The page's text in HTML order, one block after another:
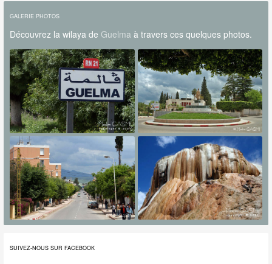
GALERIE PHOTOS
Découvrez la wilaya de Guelmaà travers ces quelques photos.
SUIVEZ-NOUS SUR FACEBOOK